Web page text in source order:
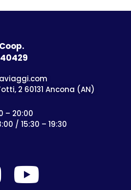
2 60131 Ancona (AN)
– 20:00
/ 15:30 – 19:30